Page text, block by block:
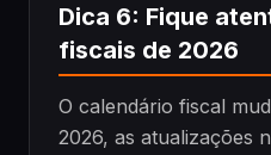
Dica 6: Fique
fiscais de 2026
O calendário fiscal
2026, as atualizações